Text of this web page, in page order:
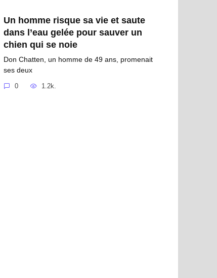
Un homme risque sa vie et saute
dans l’eau gelée pour sauver un
chien qui se noie
Don Chatten, un homme de 49 ans, promenait
ses deux
0 1.2k.